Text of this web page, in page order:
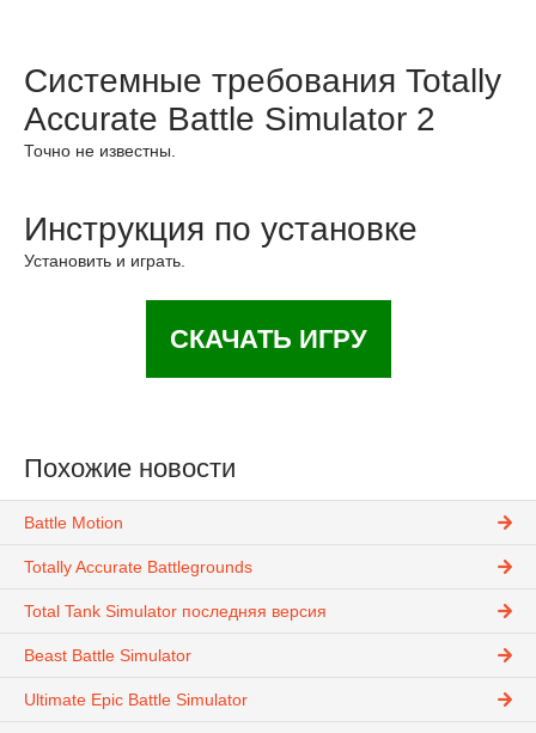
Системные требования Totally
Accurate Battle Simulator 2
Точно не известны.
Инструкция по установке
Установить и играть.
СКАЧАТЬ ИГРУ
Похожие новости
Battle Motion
Totally Accurate Battlegrounds
Total Tank Simulator последняя версия
Beast Battle Simulator
Ultimate Epic Battle Simulator